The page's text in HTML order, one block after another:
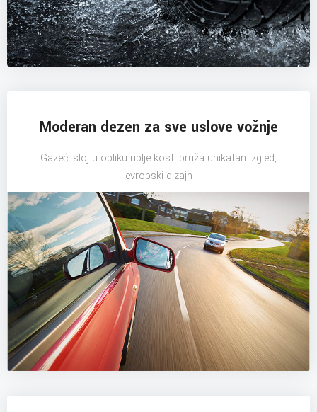
Moderan dezen za sve uslove vožnje
Gazeći sloj u obliku riblje kosti pruža unikatan izgled,
evropski dizajn